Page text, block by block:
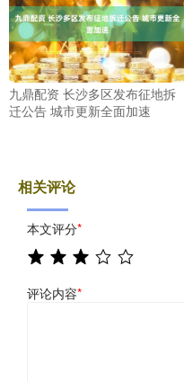
九鼎配资 长沙多区发布征地拆
迁公告 城市更新全面加速
相关评论
本文评分*
评论内容*